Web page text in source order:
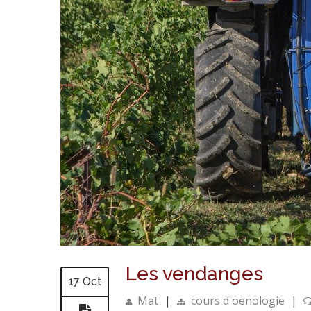
17 Oct Les vendanges
Mat | cours d'oenologie |